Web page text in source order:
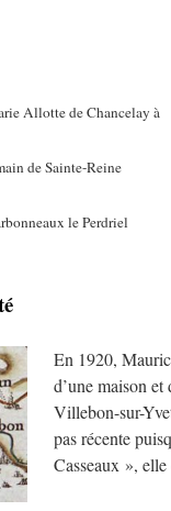
Allotte de Chancelay à
de Sainte-Reine
le Perdriel
En 1920,
d’une maison
Villebon-sur-
pas récente
Casseaux »,